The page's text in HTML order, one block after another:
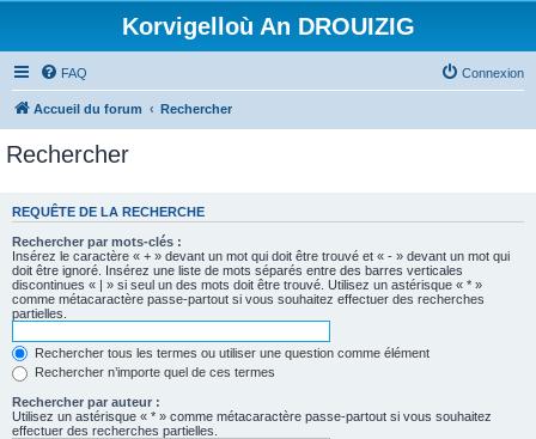
Korvigelloù An DROUIZIG
FAQ Connexion
Accueil du forum Rechercher
Rechercher
REQUÊTE DE LA RECHERCHE
Rechercher par mots-clés :
Insérez le caractère « + » devant un mot qui doit être trouvé et « - » devant un mot qui
doit être ignoré. Insérez une liste de mots séparés entre des barres verticales
discontinues « | » si seul un des mots doit être trouvé. Utilisez un astérisque « * »
comme métacaractère passe-partout si vous souhaitez effectuer des recherches
partielles.
Rechercher tous les termes ou utiliser une question comme élément
Rechercher n’importe quel de ces termes
Rechercher par auteur :
Utilisez un astérisque « * » comme métacaractère passe-partout si vous souhaitez
effectuer des recherches partielles.